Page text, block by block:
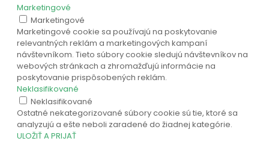
Marketingové
Marketingové
Marketingové cookie sa používajú na poskytovanie
relevantných reklám a marketingových kampaní
návštevníkom. Tieto súbory cookie sledujú návštevníkov na
webových stránkach a zhromažďujú informácie na
poskytovanie prispôsobených reklám.
Neklasifikované
Neklasifikované
Ostatné nekategorizované súbory cookie sú tie, ktoré sa
analyzujú a ešte neboli zaradené do žiadnej kategórie.
ULOŽIŤ A PRIJAŤ